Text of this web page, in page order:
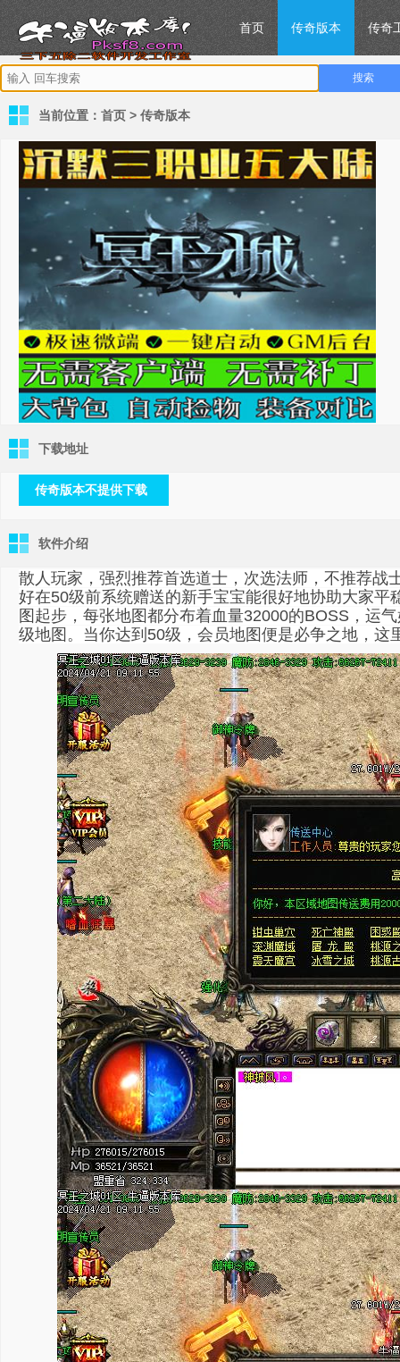
首页 传奇版本 传奇
当前位置： 首页 > 传奇版本
下载地址
传奇版本不提供下载
软件介绍
散人玩家，强烈推荐首选道士，次选法师，不推荐
好在50级前系统赠送的新手宝宝能很好地协助大家
图起步，每张地图都分布着血量32000的BOSS，运
级地图。当你达到50级，会员地图便是必争之地，